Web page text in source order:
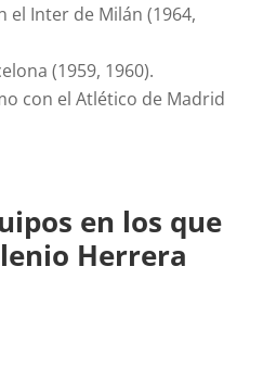
el Inter de Milán (1964,
(1959, 1960).
con el Atlético de Madrid
en los que
Herrera